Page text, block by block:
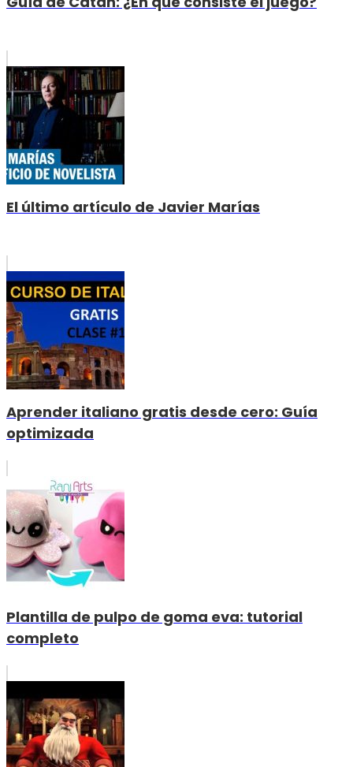
El último artículo de Javier Marías
Aprender italiano gratis desde cero: Guía
optimizada
Plantilla de pulpo de goma eva: tutorial
completo